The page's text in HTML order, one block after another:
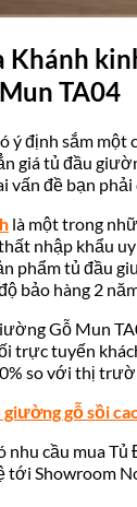
Khánh
TA04
ý định sắm một c
giá tủ đầu
vấn đề bạn phải
là một trong
nhập khẩu
phẩm tủ đầu
bảo hàng 2
Gỗ Mun
trực tuyến
so với thị
gỗ sồi
nhu cầu mua
tới Showroom